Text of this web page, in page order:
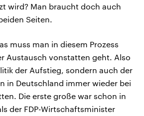
wird? Man braucht doch auch
Seiten.
muss man in diesem Prozess
Austausch vonstatten geht. Also
der Aufstieg, sondern auch der
in Deutschland immer wieder bei
Die erste große war schon in
der FDP-Wirtschaftsminister